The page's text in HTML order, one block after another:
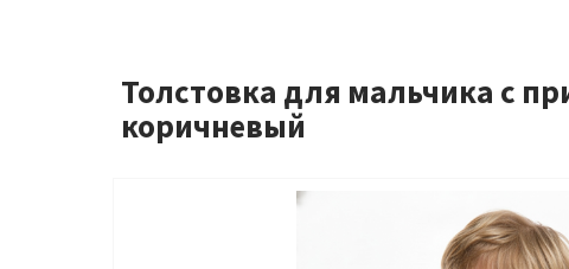
Толстовка для мальчика с
коричневый